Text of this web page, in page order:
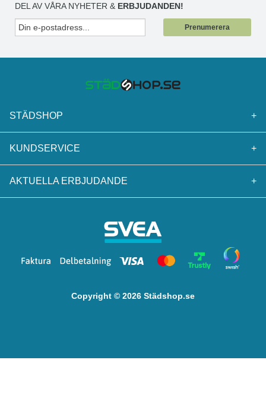
DEL AV VÅRA NYHETER & ERBJUDANDEN!
Prenumerera
STÄDSHOP +
KUNDSERVICE +
AKTUELLA ERBJUDANDE +
Copyright © 2026 Städshop.se